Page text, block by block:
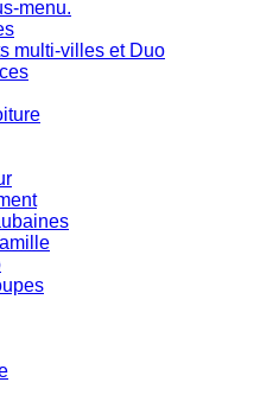
menu.
multi-villes et Duo